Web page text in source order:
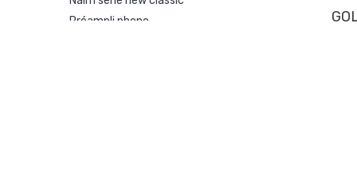
GOLD NOTE VALORE 425
préampli phono